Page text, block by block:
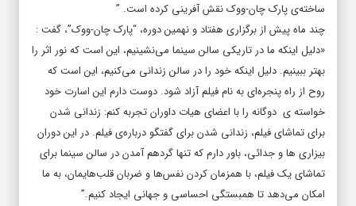
ساخته‌ی پارک چان-ووک نقش آفرینی کرده است. ”
چند ماه پیش از برگزاری هفتاد و نهمین دوره، “پارک چان-ووک”، گفت :
«دلیل اینکه ما در تاریکی سالن سینما می‌نشینیم، این است که نور اثر را
بهتر ببینیم. دلیل اینکه خود را در سالن زندانی می‌کنیم، این است که
روح از راه پنجره‌ای به نام فیلم آزاد شود. دوست دارم این اسارت خود
خواسته ی دوگانه را با اعضای هیات داوران تجربه کنم: زندانی شدن
برای تماشای فیلم، زندانی شدن برای گفتگو درباره‌ی فیلم. در این دوران
بیزاری ها و جدائی، باور دارم که تنها گردهم آمدن در سالن سینما برای
تماشای یک فیلم، با همزمان کردن نفس‌ها و ضربان قلب‌هایمان، به ما
امکان می‌دهد تا همبستگی احساسی و جهانی ایجاد کنیم.”